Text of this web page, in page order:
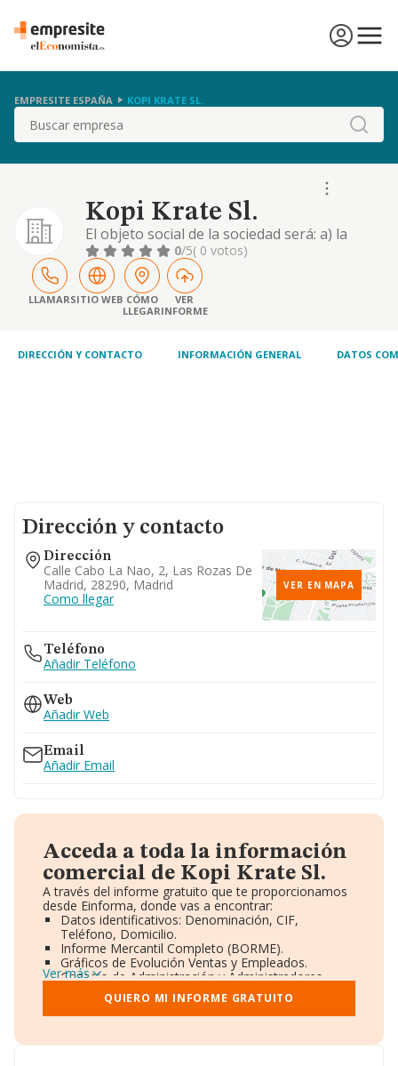
EMPRESITE ESPAÑA KOPI KRATE SL.
Buscar
Kopi Krate Sl.
El objeto social de la sociedad será: a) la
realización de toda dase de actividades y/o
servicios relacionados con la
comercialización de productos alimenticios,
tanto al por mayor como al por menor.
0/5( 0 votos)
LLAMARSITIO WEB CÓMO
LLEGAR
VER
INFORME
DIRECCIÓN Y CONTACTO INFORMACIÓN GENERAL DATOS
Dirección y contacto
Dirección
Calle Cabo La Nao, 2, Las Rozas De
Madrid, 28290, Madrid
Como llegar
VER EN MAPA
Teléfono
Añadir Teléfono
Web
Añadir Web
Email
Añadir Email
Acceda a toda la información
comercial de Kopi Krate Sl.
A través del informe gratuito que te proporcionamos
desde Einforma, donde vas a encontrar:
Datos identificativos: Denominación, CIF,
Teléfono, Domicilio.
Informe Mercantil Completo (BORME).
Gráficos de Evolución Ventas y Empleados.
Consejo de Administración y Administradores.
Directivos y Ejecutivos.
Accionistas.
Participaciones y Vinculaciones en otras empresas.
Información oficial y registral complementaria.
Ver más
QUIERO MI INFORME GRATUITO